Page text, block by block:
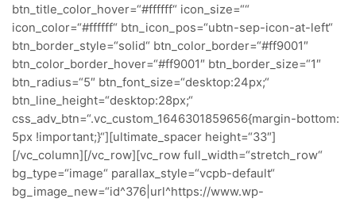
btn_title_color_hover=“#ffffff“ icon_size=““
icon_color=“#ffffff“ btn_icon_pos=“ubtn-sep-icon-at-left“
btn_border_style=“solid“ btn_color_border=“#ff9001″
btn_color_border_hover=“#ff9001″ btn_border_size=“1″
btn_radius=“5″ btn_font_size=“desktop:24px;“
btn_line_height=“desktop:28px;“
css_adv_btn=“.vc_custom_1646301859656{margin-bottom:
5px !important;}“][ultimate_spacer height=“33″]
[/vc_column][/vc_row][vc_row full_width=“stretch_row“
bg_type=“image“ parallax_style=“vcpb-default“
bg_image_new=“id^376|url^https://www.wp-